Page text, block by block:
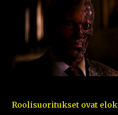
Roolisuoritukset ovat